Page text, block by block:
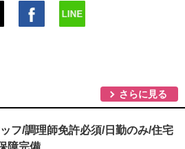
さらに見る
フ/調理師免許必須/日勤のみ/住宅
障完備